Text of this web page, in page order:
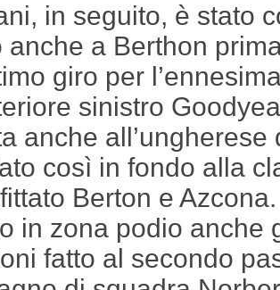
in seguito, è stato
anche a Berthon
giro per
sinistro
anche all’ungherese
così in fondo alla
Berton e
in zona podio anche
fatto al secondo